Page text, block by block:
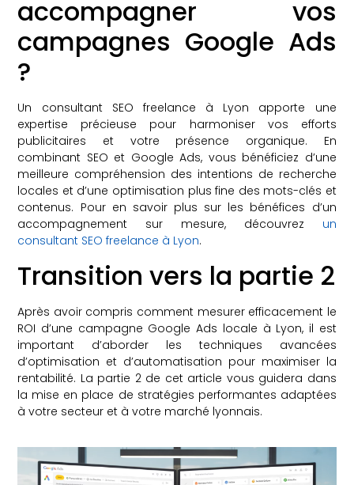
accompagner vos
campagnes Google Ads
?
Un consultant SEO freelance à Lyon apporte une
expertise précieuse pour harmoniser vos efforts
publicitaires et votre présence organique. En
combinant SEO et Google Ads, vous bénéficiez d’une
meilleure compréhension des intentions de recherche
locales et d’une optimisation plus fine des mots-clés et
contenus. Pour en savoir plus sur les bénéfices d’un
accompagnement sur mesure, découvrez un
consultant SEO freelance à Lyon.
Transition vers la partie 2
Après avoir compris comment mesurer efficacement le
ROI d’une campagne Google Ads locale à Lyon, il est
important d’aborder les techniques avancées
d’optimisation et d’automatisation pour maximiser la
rentabilité. La partie 2 de cet article vous guidera dans
la mise en place de stratégies performantes adaptées
à votre secteur et à votre marché lyonnais.